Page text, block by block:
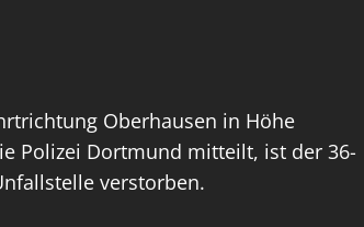
Oberhausen in Höhe
Polizei Dortmund mitteilt, ist der 36-
verstorben.